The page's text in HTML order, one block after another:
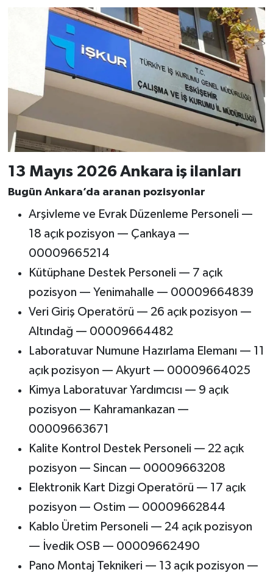
13 Mayıs 2026 Ankara iş ilanları
Bugün Ankara’da aranan pozisyonlar
Arşivleme ve Evrak Düzenleme Personeli —
18 açık pozisyon — Çankaya —
00009665214
Kütüphane Destek Personeli — 7 açık
pozisyon — Yenimahalle — 00009664839
Veri Giriş Operatörü — 26 açık pozisyon —
Altındağ — 00009664482
Laboratuvar Numune Hazırlama Elemanı — 11
açık pozisyon — Akyurt — 00009664025
Kimya Laboratuvar Yardımcısı — 9 açık
pozisyon — Kahramankazan —
00009663671
Kalite Kontrol Destek Personeli — 22 açık
pozisyon — Sincan — 00009663208
Elektronik Kart Dizgi Operatörü — 17 açık
pozisyon — Ostim — 00009662844
Kablo Üretim Personeli — 24 açık pozisyon
— İvedik OSB — 00009662490
Pano Montaj Teknikeri — 13 açık pozisyon —